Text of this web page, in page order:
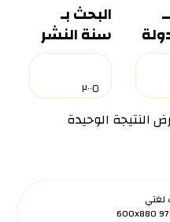
البحث بـ
سنة النشر
النتيجة الوحيدة